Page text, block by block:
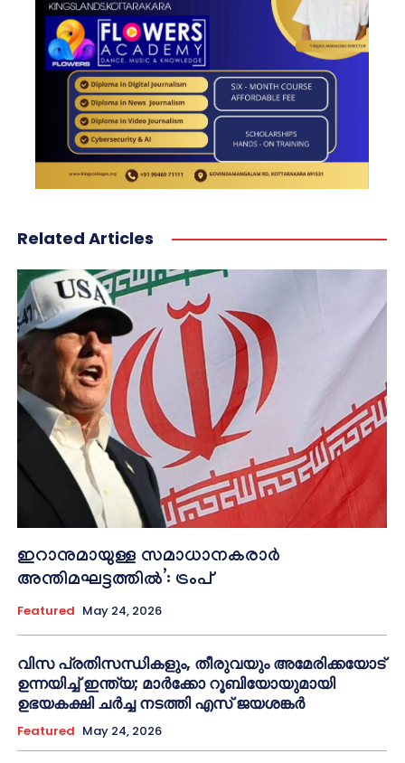
Related Articles
ഇറാനുമായുള്ള സമാധാനകരാർ
അന്തിമഘട്ടത്തിൽ‌’: ട്രംപ്
Featured May 24, 2026
വിസ പ്രതിസന്ധികളും, തീരുവയും അമേരിക്കയോട്
ഉന്നയിച്ച് ഇന്ത്യ; മാർക്കോ റൂബിയോയുമായി
ഉഭയകക്ഷി ചർച്ച നടത്തി എസ് ജയശങ്കർ
Featured May 24, 2026